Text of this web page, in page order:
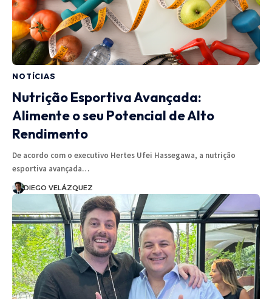
NOTÍCIAS
Nutrição Esportiva Avançada:
Alimente o seu Potencial de Alto
Rendimento
De acordo com o executivo Hertes Ufei Hassegawa, a nutrição
esportiva avançada…
DIEGO VELÁZQUEZ